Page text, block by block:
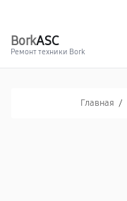
BorkASC
Ремонт техники Bork
Главная /